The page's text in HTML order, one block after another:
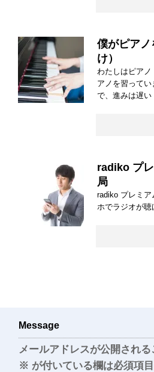
僕がピア
け）
わたしはピア
アノを習って
で、進みは遅い
radiko プ
局
radiko プレミ
ホでラジオが
Message
メールアドレスが公開される
※ が付いている欄は必須項